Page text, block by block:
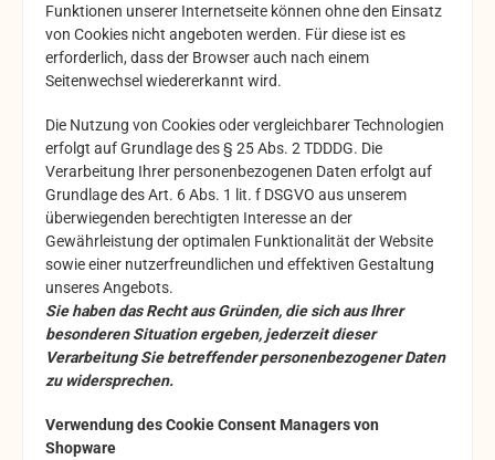
Funktionen unserer Internetseite können ohne den Einsatz
von Cookies nicht angeboten werden. Für diese ist es
erforderlich, dass der Browser auch nach einem
Seitenwechsel wiedererkannt wird.
Die Nutzung von Cookies oder vergleichbarer Technologien
erfolgt auf Grundlage des § 25 Abs. 2 TDDDG. Die
Verarbeitung Ihrer personenbezogenen Daten erfolgt auf
Grundlage des Art. 6 Abs. 1 lit. f DSGVO aus unserem
überwiegenden berechtigten Interesse an der
Gewährleistung der optimalen Funktionalität der Website
sowie einer nutzerfreundlichen und effektiven Gestaltung
unseres Angebots.
Sie haben das Recht aus Gründen, die sich aus Ihrer
besonderen Situation ergeben, jederzeit dieser
Verarbeitung Sie betreffender personenbezogener Daten
zu widersprechen.
Verwendung des Cookie Consent Managers von
Shopware